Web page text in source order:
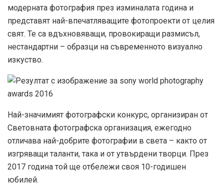
модерната фотография през изминалата година и
представят най-впечатляващите фотопроекти от целия
свят. Те са вдъхновяващи, провокиращи размисъл,
нестандартни – образци на съвременното визуално
изкуство.
Най-значимият фотографски конкурс, организиран от
Световната фотографска организация, ежегодно
отличава най-добрите фотографии в света – както от
изгряващи таланти, така и от утвърдени творци. През
2017 година той ще отбележи своя 10-годишен
юбилей.